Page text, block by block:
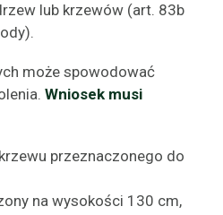
lub krzewów (art. 83b
może spowodować
Wniosek musi
przeznaczonego do
na wysokości 130 cm,